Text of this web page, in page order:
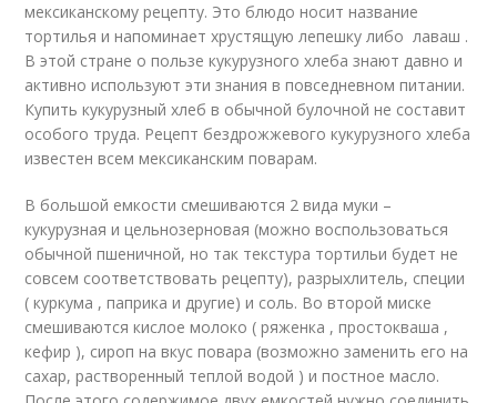
мексиканскому рецепту. Это блюдо носит название
тортилья и напоминает хрустящую лепешку либо лаваш .
В этой стране о пользе кукурузного хлеба знают давно и
активно используют эти знания в повседневном питании.
Купить кукурузный хлеб в обычной булочной не составит
особого труда. Рецепт бездрожжевого кукурузного хлеба
известен всем мексиканским поварам.
В большой емкости смешиваются 2 вида муки –
кукурузная и цельнозерновая (можно воспользоваться
обычной пшеничной, но так текстура тортильи будет не
совсем соответствовать рецепту), разрыхлитель, специи
( куркума , паприка и другие) и соль. Во второй миске
смешиваются кислое молоко ( ряженка , простокваша ,
кефир ), сироп на вкус повара (возможно заменить его на
сахар, растворенный теплой водой ) и постное масло.